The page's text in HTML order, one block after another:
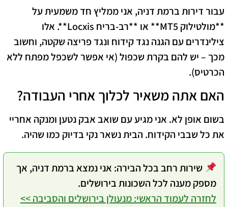
עבור דירות ברמת דניה, אני ממליץ חד משמעית על
**מולטילוק MT5** או **רב-בריח Locxis**. אלו
צילינדרים עם הגנה נגד קידוח ונגד פריצה שקטה, וחשוב
מכך – יש להם בקרת שכפול (אי אפשר לשכפל מפתח ללא
הכרטיס).
האם אתה משאיר לכלוך אחרי העבודה?
בשום אופן לא. אני מגיע עם שואב אבק נטען ומנקה אחריי
את כל שבבי הקידוח. הבית נשאר נקי בדיוק כמו שהיה.
שירות רחב בכל הבירה: אני נמצא ברמת דניה, אך
מספק מענה לכל השכונות בירושלים.
לחזרה לעמוד הראשי: מנעולן בירושלים והסביבה >>